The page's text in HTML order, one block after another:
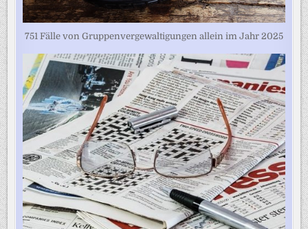
751 Fälle von Gruppenvergewaltigungen allein im Jahr 2025